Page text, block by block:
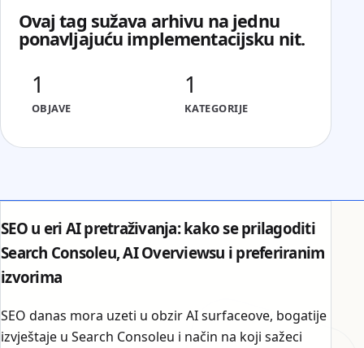
Ovaj tag sužava arhivu na jednu
ponavljajuću implementacijsku nit.
1
OBJAVE
1
KATEGORIJE
SEO u eri AI pretraživanja: kako se prilagoditi
Search Consoleu, AI Overviewsu i preferiranim
izvorima
SEO danas mora uzeti u obzir AI surfaceove, bogatije
izvještaje u Search Consoleu i način na koji sažeci